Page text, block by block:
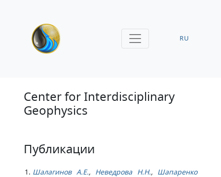
RU
Center for Interdisciplinary
Geophysics
Публикации
Шалагинов А.Е., Неведрова Н.Н., Шапаренко